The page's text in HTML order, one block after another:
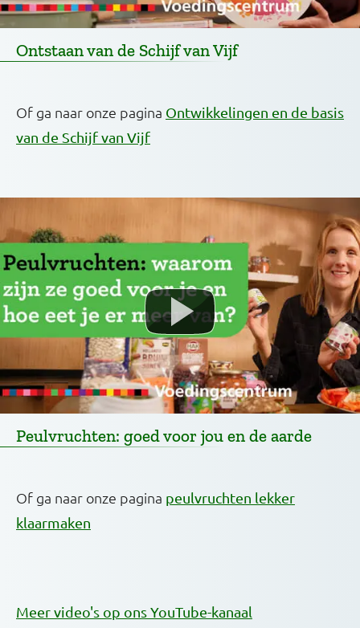
Ontstaan van de Schijf van Vijf
Of ga naar onze pagina Ontwikkelingen en de basis
van de Schijf van Vijf
Peulvruchten: goed voor jou en de aarde
Of ga naar onze pagina peulvruchten lekker
klaarmaken
Meer video's op ons YouTube-kanaal